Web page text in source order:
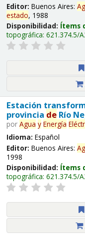
Editor: Buenos Aires:
estado, 1988
Disponibilidad: Ítems
topográfica: 621.374.5/
Estación
provincia deRío
por Agua y Energía
Idioma: Español
Editor: Buenos Aires:
1998
Disponibilidad: Ítems
topográfica: 621.374.5/